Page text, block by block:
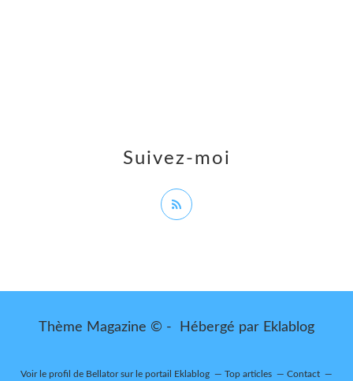
Suivez-moi
Thème Magazine © - Hébergé par Eklablog
Voir le profil de Bellatorsur le portail Eklablog Top articles Contact